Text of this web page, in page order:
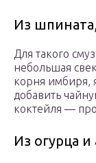
Из
Для такого
небольшая
корня имбиря,
добавить
коктейля —
Из огурца и